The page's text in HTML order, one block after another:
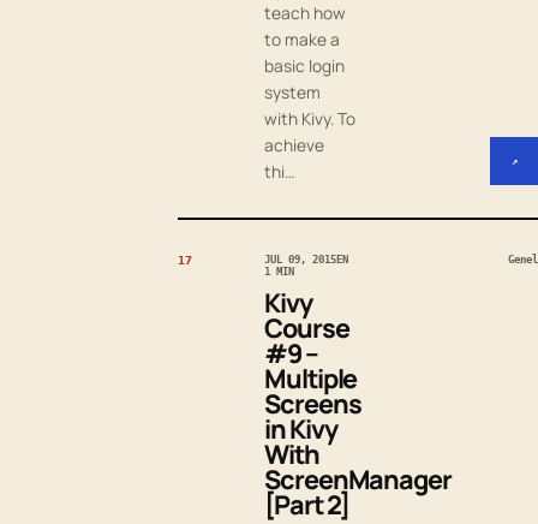
teach how
to make a
basic login
system
with Kivy. To
achieve
thi…
↗
17 JUL 09, 2015 EN
1 MIN
Kivy
Course
#9 –
Multiple
Screens
in Kivy
With
ScreenManager
[Part 2]
Genel